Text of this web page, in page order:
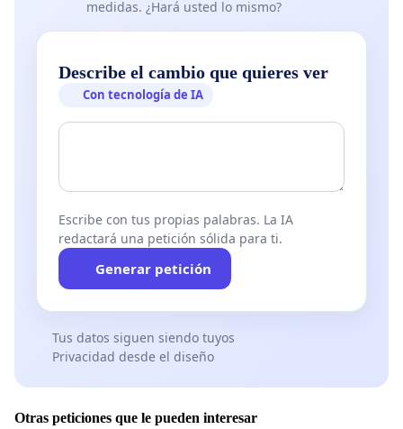
medidas. ¿Hará usted lo mismo?
Describe el cambio que quieres ver
Con tecnología de IA
Escribe con tus propias palabras. La IA
redactará una petición sólida para ti.
Generar petición
Tus datos siguen siendo tuyos
Privacidad desde el diseño
Otras peticiones que le pueden interesar